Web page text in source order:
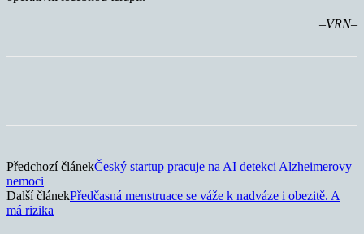
–VRN–
Předchozí článekČeský startup pracuje na AI detekci Alzheimerovy
nemoci
Další článekPředčasná menstruace se váže k nadváze i obezitě. A
má rizika